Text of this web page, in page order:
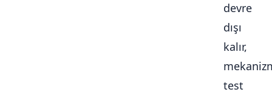
devre
dışı
kalır,
test